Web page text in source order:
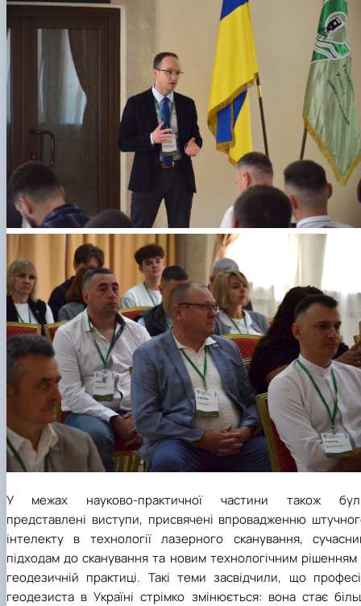
У межах науково-практичної частини також
представлені виступи, присвячені впровадженню
інтелекту в технології лазерного сканування,
підходам до сканування та новим технологічним рішенням
геодезичній практиці. Такі теми засвідчили, що
геодезиста в Україні стрімко змінюється: вона стає